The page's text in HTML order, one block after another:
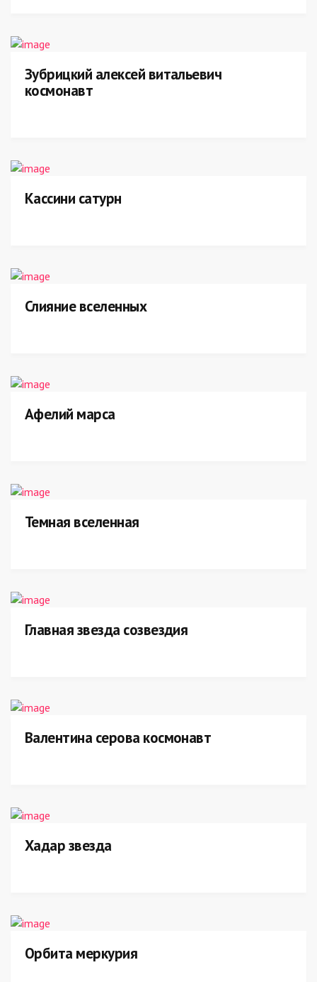
Зубрицкий алексей витальевич
космонавт
Кассини сатурн
Слияние вселенных
Афелий марса
Темная вселенная
Главная звезда созвездия
Валентина серова космонавт
Хадар звезда
Орбита меркурия